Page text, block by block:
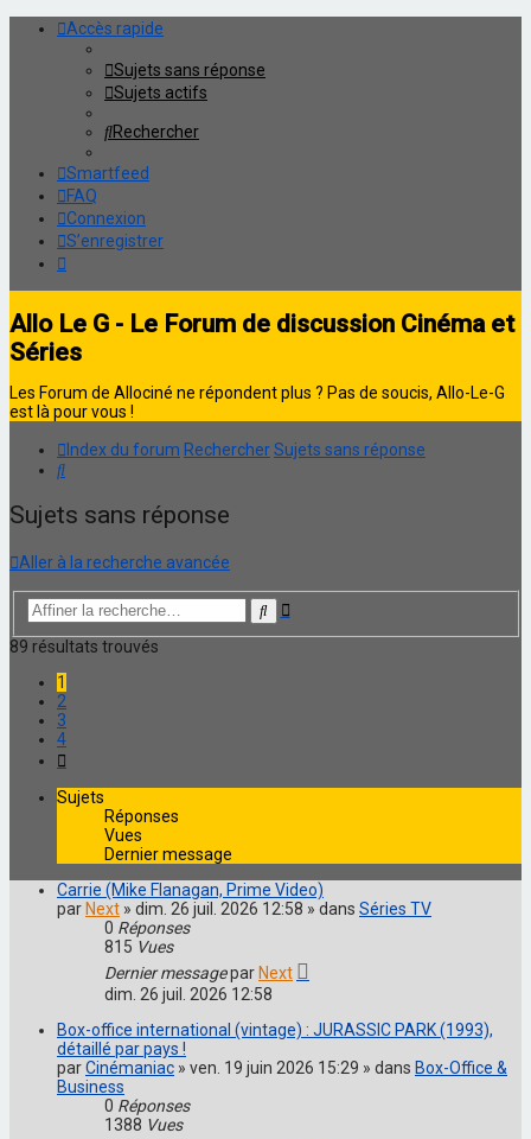
Accès rapide
Sujets sans réponse
Sujets actifs
Rechercher
Smartfeed
FAQ
Connexion
S’enregistrer
Allo Le G - Le Forum de discussion Cinéma et
Séries
Les Forum de Allociné ne répondent plus ? Pas de soucis, Allo-Le-G
est là pour vous !
Index du forum RechercherSujets sans réponse
Rechercher
Sujets sans réponse
Aller à la recherche avancée
Rechercher
Recherche
89 résultats trouvés
1
2
3
4
Sujets
Réponses
Vues
Dernier message
Carrie (Mike Flanagan, Prime Video)
parNext » dim. 26 juil. 2026 12:58 » dans Séries TV
0 Réponses
815 Vues
Dernier messageparNext
dim. 26 juil. 2026 12:58
Box-office international (vintage) : JURASSIC PARK (1993),
détaillé par pays !
parCinémaniac » ven. 19 juin 2026 15:29 » dans Box-Office &
Business
0 Réponses
1388 Vues